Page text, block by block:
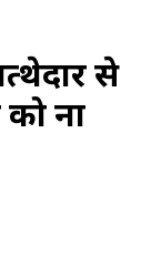
से
ना